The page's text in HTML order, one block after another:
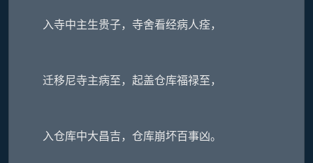
入寺中主生贵子，寺舍看经病人痊，
迁移尼寺主病至，起盖仓库福禄至，
入仓库中大昌吉，仓库崩坏百事凶。